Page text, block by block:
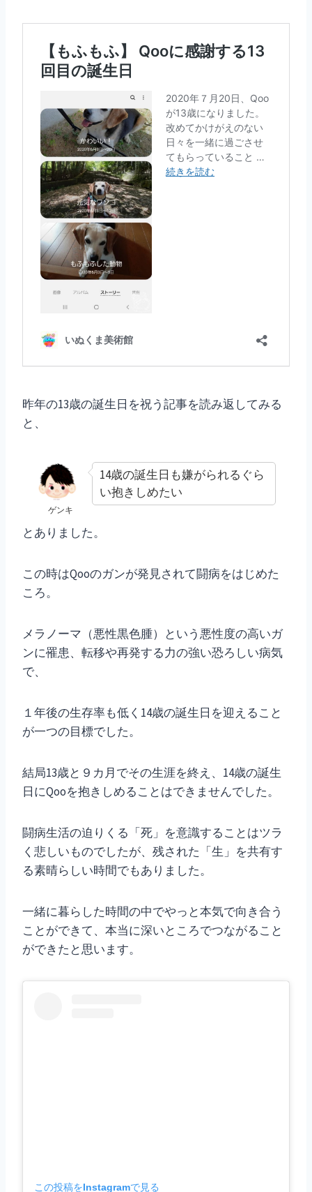
昨年の13歳の誕生日を祝う記事を読み返してみる
と、
ゲンキ
14歳の誕生日も嫌がられるぐら
い抱きしめたい
とありました。
この時はQooのガンが発見されて闘病をはじめた
ころ。
メラノーマ（悪性黒色腫）という悪性度の高いガ
ンに罹患、転移や再発する力の強い恐ろしい病気
で、
１年後の生存率も低く14歳の誕生日を迎えること
が一つの目標でした。
結局13歳と９カ月でその生涯を終え、14歳の誕生
日にQooを抱きしめることはできませんでした。
闘病生活の迫りくる「死」を意識することはツラ
く悲しいものでしたが、残された「生」を共有す
る素晴らしい時間でもありました。
一緒に暮らした時間の中でやっと本気で向き合う
ことができて、本当に深いところでつながること
ができたと思います。
この投稿をInstagramで見る